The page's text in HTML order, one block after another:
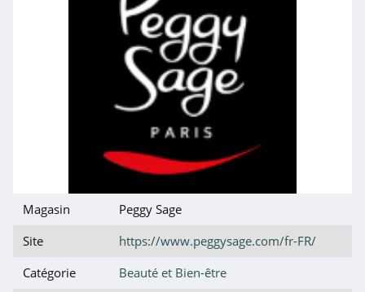
Dyson Belgique
Merci Handy
4.4
Magasin
Peggy Sage
Site
https://www.peggysage.com/fr-FR/
Catégorie
Beauté et Bien-être